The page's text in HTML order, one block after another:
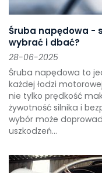
Śruba napędowa -
wybrać i dbać?
28-06-2025
Śruba napędowa to
każdej łodzi
nie tylko prędkość
żywotność silnika i
wybór może
uszkodzeń...